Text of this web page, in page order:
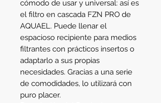
cómodo de usar y universal: así es
el filtro en cascada FZN PRO de
AQUAEL. Puede llenar el
espacioso recipiente para medios
filtrantes con prácticos insertos o
adaptarlo a sus propias
necesidades. Gracias a una serie
de comodidades, lo utilizará con
puro placer.